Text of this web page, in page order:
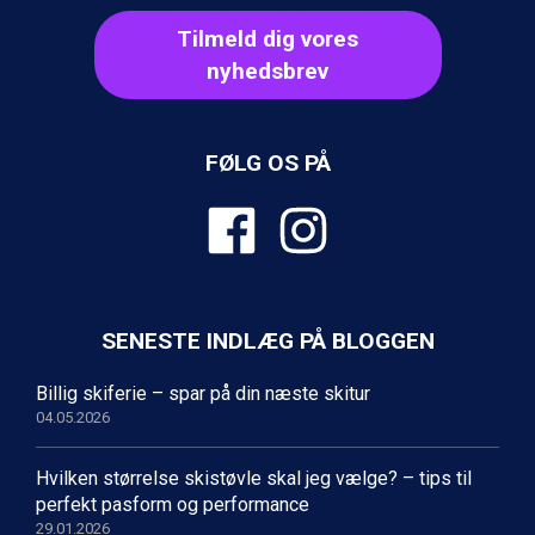
Champoluc fra DKK 3.795
Sestriere fra DKK 4.395
Fieberbrunn fra DKK 6.145
Wagrain fra DKK 4.645
Zell am See fra DKK 4.095
Canazei fra DKK 4.745
Ponte di Legno fra DKK 4.745
Sauze dOulx fra DKK 4.045
Arabba fra DKK 7.045
La Thuile fra DKK 4.595
Val Thorens fra DKK 5.395
Passo Tonale fra DKK 3.795
Saalbach fra DKK 5.945
Tilmeld dig vores
nyhedsbrev
FØLG OS PÅ
SENESTE INDLÆG PÅ BLOGGEN
Billig skiferie – spar på din næste skitur
04.05.2026
Hvilken størrelse skistøvle skal jeg vælge? – tips til
perfekt pasform og performance
29.01.2026